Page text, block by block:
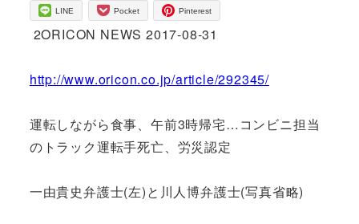
LINE Pocket Pinterest
2ORICON NEWS 2017-08-31
http://www.oricon.co.jp/article/292345/
運転しながら食事、午前3時帰宅…コンビニ担当
のトラック運転手死亡、労災認定
一由貴史弁護士(左)と川人博弁護士(写真省略)